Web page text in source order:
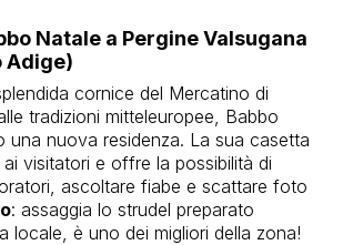
Natale a Pergine Valsugana
Adige)
cornice del Mercatino di
tradizioni mitteleuropee, Babbo
una nuova residenza. La sua casetta
visitatori e offre la possibilità di
ascoltare fiabe e scattare foto
: assaggia lo strudel preparato
locale, è uno dei migliori della zona!